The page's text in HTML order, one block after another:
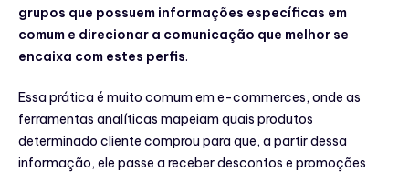
grupos que possuem informações específicas em
comum e direcionar a comunicação que melhor se
encaixa com estes perfis.
Essa prática é muito comum em e-commerces, onde as
ferramentas analíticas mapeiam quais produtos
determinado cliente comprou para que, a partir dessa
informação, ele passe a receber descontos e promoções